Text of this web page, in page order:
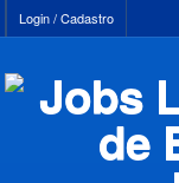
Login / Cadastro